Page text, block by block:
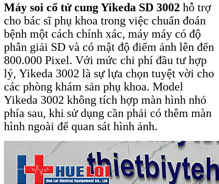
Máy soi cổ tử cung Yikeda SD 3002 hỗ trợ
cho bác sĩ phụ khoa trong việc chuẩn đoán
bệnh một cách chính xác, máy máy có độ
phân giải SD và có mật độ điểm ảnh lên đến
800.000 Pixel. Với mức chi phí đầu tư hợp
lý, Yikeda 3002 là sự lựa chọn tuyệt vời cho
các phòng khám sản phụ khoa. Model
Yikeda 3002 không tích hợp màn hình nhỏ
phía sau, khi sử dụng cần phải có thêm màn
hình ngoài để quan sát hình ảnh.